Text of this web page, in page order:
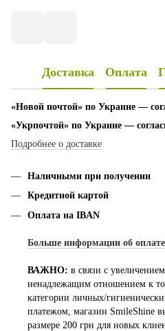
Доставка Оплата
«Новой почтой» по Украине —
«Укрпочтой» по Украине —
Подробнее о доставке
Наличными при получении
Кредитной картой
Оплата на IBAN
Больше информации об оплате
ВАЖНО: в связи с
ненадлежащим отношением к
категории личных/
платежом, магазин SmileShine
размере 200 грн для новых